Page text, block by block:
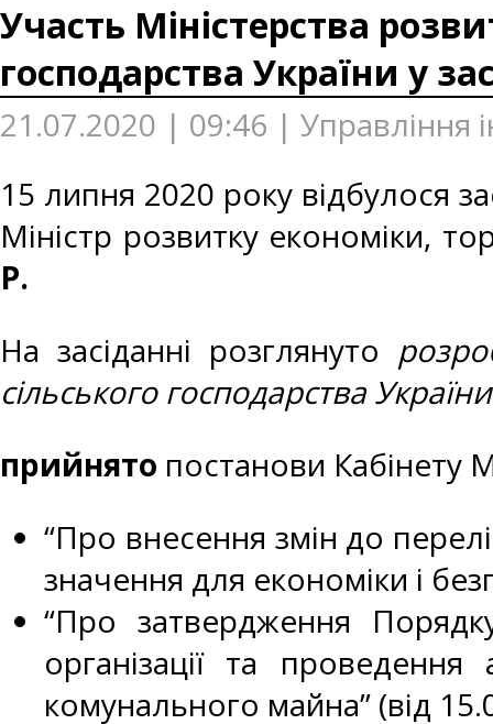
Участь Міністерства
господарства України у
21.07.2020 | 09:46 | Управління
15 липня 2020 року відбулося
Міністр розвитку економіки,
Р.
На засіданні розглянуто
сільського господарства України
прийнято постанови Кабінету
“Про внесення змін до
значення для економіки і
“Про затвердження
організації та
комунального майна” (від